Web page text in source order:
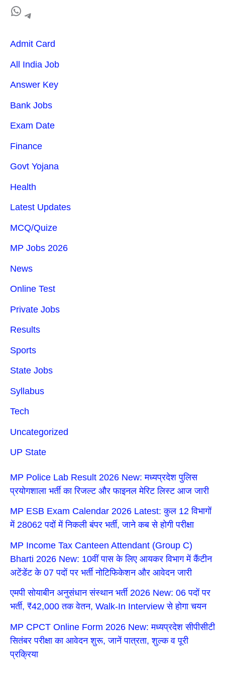
Admit Card
All India Job
Answer Key
Bank Jobs
Exam Date
Finance
Govt Yojana
Health
Latest Updates
MCQ/Quize
MP Jobs 2026
News
Online Test
Private Jobs
Results
Sports
State Jobs
Syllabus
Tech
Uncategorized
UP State
MP Police Lab Result 2026 New: मध्यप्रदेश पुलिस
प्रयोगशाला भर्ती का रिजल्ट और फाइनल मेरिट लिस्ट आज जारी
MP ESB Exam Calendar 2026 Latest: कुल 12 विभागों
में 28062 पदों में निकली बंपर भर्ती, जाने कब से होगी परीक्षा
MP Income Tax Canteen Attendant (Group C)
Bharti 2026 New: 10वीं पास के लिए आयकर विभाग में कैंटीन
अटेंडेंट के 07 पदों पर भर्ती नोटिफिकेशन और आवेदन जारी
एमपी सोयाबीन अनुसंधान संस्थान भर्ती 2026 New: 06 पदों पर
भर्ती, ₹42,000 तक वेतन, Walk-In Interview से होगा चयन
MP CPCT Online Form 2026 New: मध्यप्रदेश सीपीसीटी
सितंबर परीक्षा का आवेदन शुरू, जानें पात्रता, शुल्क व पूरी
प्रक्रिया